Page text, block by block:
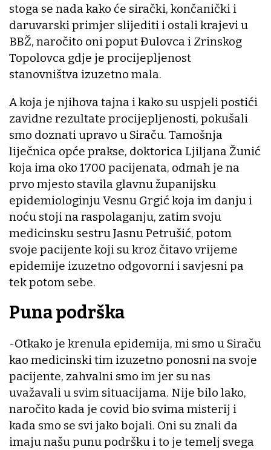
stoga se nada kako će sirački, končanički i
daruvarski primjer slijediti i ostali krajevi u
BBŽ, naročito oni poput Đulovca i Zrinskog
Topolovca gdje je procijepljenost
stanovništva izuzetno mala.
A koja je njihova tajna i kako su uspjeli postići
zavidne rezultate procijepljenosti, pokušali
smo doznati upravo u Siraču. Tamošnja
liječnica opće prakse, doktorica Ljiljana Žunić
koja ima oko 1700 pacijenata, odmah je na
prvo mjesto stavila glavnu županijsku
epidemiologinju Vesnu Grgić koja im danju i
noću stoji na raspolaganju, zatim svoju
medicinsku sestru Jasnu Petrušić, potom
svoje pacijente koji su kroz čitavo vrijeme
epidemije izuzetno odgovorni i savjesni pa
tek potom sebe.
Puna podrška
-Otkako je krenula epidemija, mi smo u Siraču
kao medicinski tim izuzetno ponosni na svoje
pacijente, zahvalni smo im jer su nas
uvažavali u svim situacijama. Nije bilo lako,
naročito kada je covid bio svima misterij i
kada smo se svi jako bojali. Oni su znali da
imaju našu punu podršku i to je temelj svega